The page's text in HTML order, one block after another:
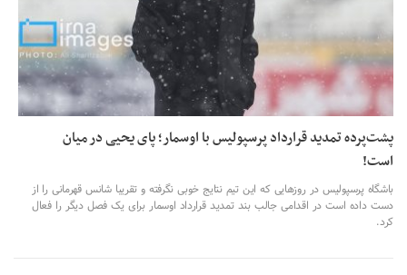
پشت‌پرده تمدید قرارداد پرسپولیس با اوسمار؛ پای یحیی در میان
است!
باشگاه پرسپولیس در روزهایی که این تیم نتایج خوبی نگرفته و تقریبا شانس قهرمانی را از
دست داده است در اقدامی جالب بند تمدید قرارداد اوسمار برای یک فصل دیگر را فعال
کرد.